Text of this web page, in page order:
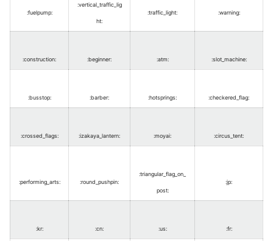
:fuelpump:
:vertical_traffic_lig
ht:
:traffic_light: :warning:
:construction: :beginner: :atm: :slot_machine:
:busstop: :barber: :hotsprings: :checkered_flag:
:crossed_flags: :izakaya_lantern: :moyai: :circus_tent:
:performing_arts: :round_pushpin:
:triangular_flag_on_
post:
:jp:
:kr: :cn: :us: :fr: